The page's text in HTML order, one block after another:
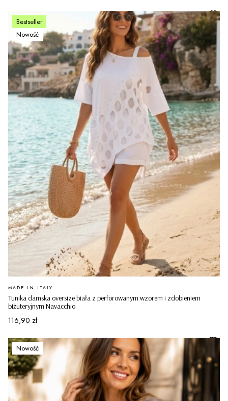
Bestseller
Nowość
Tunika damska oversize biała z perforowanym wzorem i zdobieniem
biżuteryjnym Navacchio
PRODUCENT
MADE IN ITALY
Cena
116,90 zł
Nowość